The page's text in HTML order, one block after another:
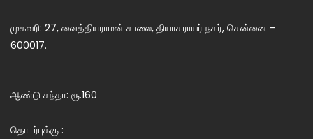
முகவரி: 27, வைத்தியராமன் சாலை, தியாகராயர் நகர், சென்னை -
600017.
ஆண்டு சந்தா: ரூ.160
தொடர்புக்கு :